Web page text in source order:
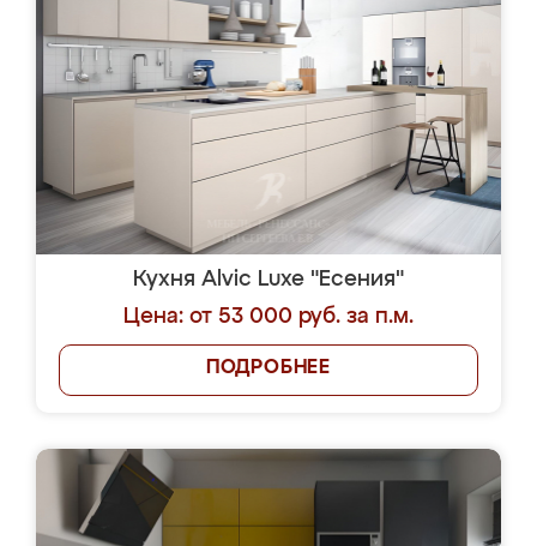
Кухня Alvic Luxe "Есения"
Цена: от 53 000 руб. за п.м.
ПОДРОБНЕЕ